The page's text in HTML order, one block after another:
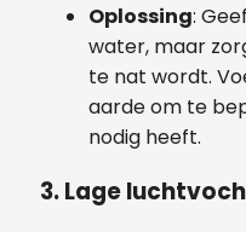
Oplossing:
water, maar
te nat wordt.
aarde om te
nodig heeft.
3. Lage